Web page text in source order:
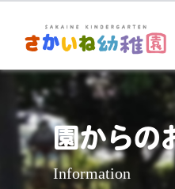
園からの
Information